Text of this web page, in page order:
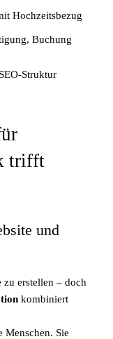
Hochzeitsbezug
Buchung
Struktur
trifft
und
zu erstellen – doch
kombiniert
Menschen. Sie